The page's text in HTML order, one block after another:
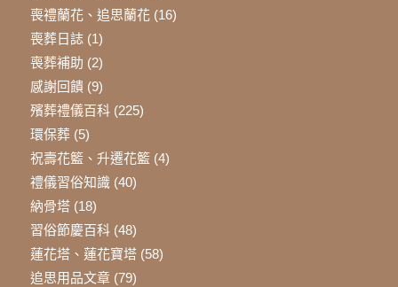
喪禮蘭花、追思蘭花(16)
喪葬日誌(1)
喪葬補助 (2)
感謝回饋(9)
殯葬禮儀百科(225)
環保葬(5)
祝壽花籃、升遷花籃(4)
禮儀習俗知識(40)
納骨塔(18)
習俗節慶百科(48)
蓮花塔、蓮花寶塔(58)
追思用品文章(79)